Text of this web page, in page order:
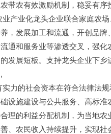
带农有效激励机制，稳妥有序
产业化龙头企业联合家庭农
，发展加工和流通，开创品
通和服务业等渗透交叉，强
发展短板。支持龙头企业下乡
力的社会资本在符合法律法
设施建设与公共服务、高标准
理的利益分配机制，为当地
、农民收入持续提升，实现社